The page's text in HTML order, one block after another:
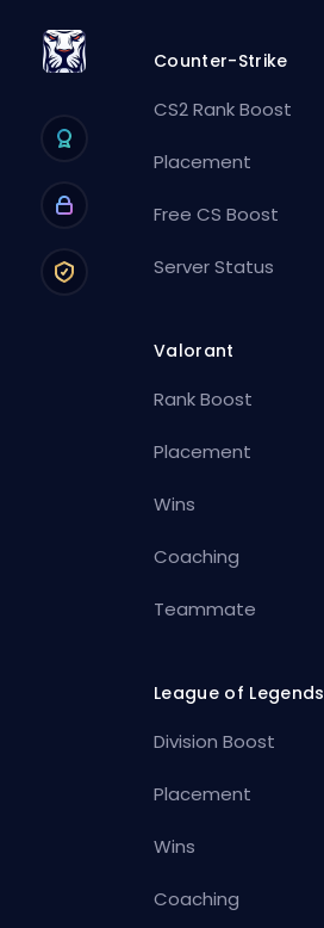
Counter-Strike
CS2 Rank Boost
Placement
Free CS Boost
Server Status
Valorant
Rank Boost
Placement
Wins
Coaching
Teammate
League of Legends
Division Boost
Placement
Wins
Coaching